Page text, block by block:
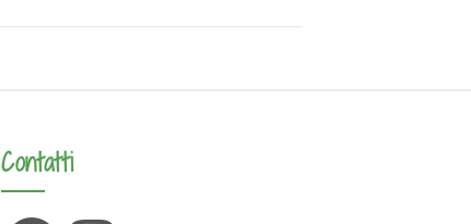
Contatti